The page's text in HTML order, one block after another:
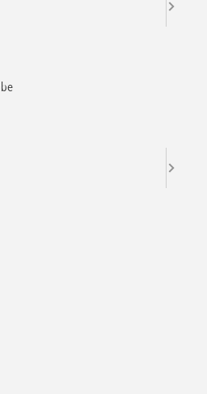
ergänzen die Serie TA-Slider
Neuheit der Marke TA